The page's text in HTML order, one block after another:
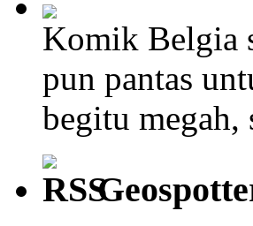
Komik Belgia
pun pantas
begitu megah,